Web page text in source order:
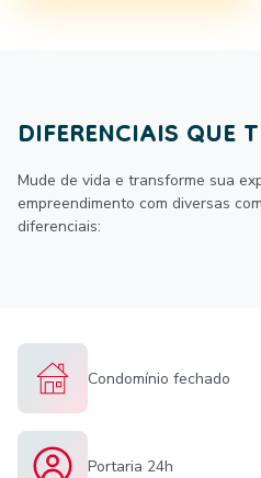
DIFERENCIAIS QUE
Mude de vida e transforme sua
empreendimento com diversas
diferenciais:
Condomínio fechado
Portaria 24h